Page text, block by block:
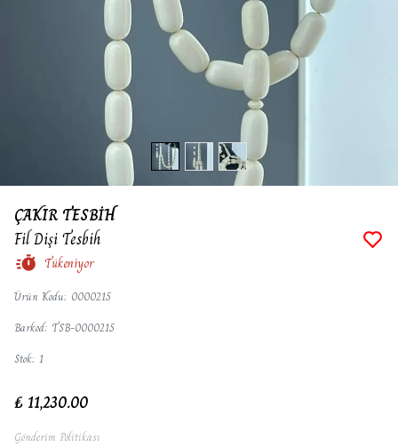
ÇAKIR TESBİH
Fil Dişi Tesbih
Tükeniyor
Ürün Kodu: 0000215
Barkod: TSB-0000215
Stok: 1
₺ 11,230.00
Gönderim Politikası